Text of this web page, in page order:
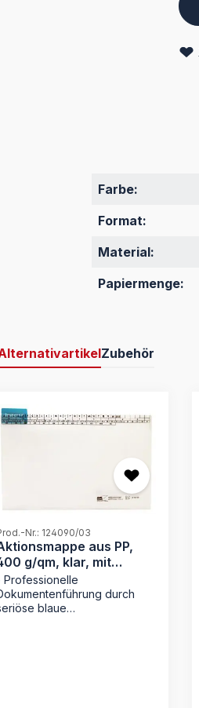
Farbe:
Format:
Material:
Papiermenge:
Zubehör
Nr.: 124090/03
aus PP,
g/qm, klar, mit
Professionelle
durch
blaue